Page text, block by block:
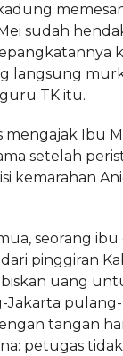
sudah
langsung
TK itu.
mengajak Ibu
setelah
kemarahan
seorang
pinggiran
uang
Jakarta
tangan
petugas